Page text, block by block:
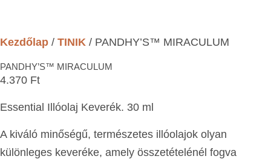
Kezdőlap / TINIK / PANDHY’S™ MIRACULUM
PANDHY’S™ MIRACULUM
4.370 Ft
Essential Illóolaj Keverék. 30 ml
A kiváló minőségű, természetes illóolajok olyan
különleges keveréke, amely összetételénél fogva